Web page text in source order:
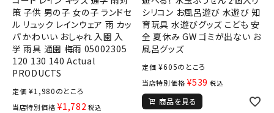
策 子供 男の子 女の子 ランドセ
ル リュック レインウェア 雨 カッ
パ かわいい おしゃれ 入園 入
学 雨具 通園 梅雨 05002305
120 130 140 Actual
PRODUCTS
定価 ¥1,980のところ
当店特別価格 ¥1,782 税込
シリコン お風呂遊び 水遊び 知
育玩具 水遊びグッズ こども 安
全 夏休み GW ゴミが出ない お
風呂グッズ
定価 ¥605のところ
当店特別価格 ¥539 税込
商品を見る